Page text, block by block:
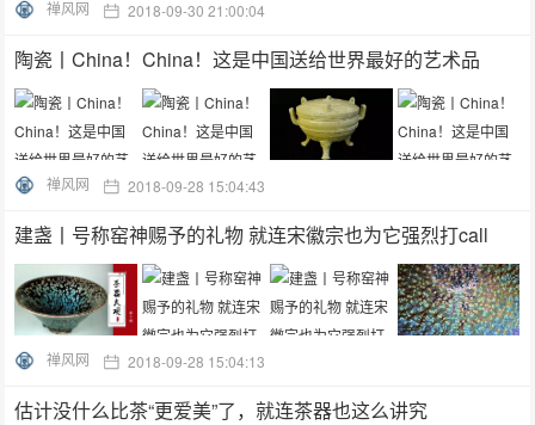
禅风网 2018-09-30 21:00:04
陶瓷丨China！China！这是中国送给世界最好的艺术品
禅风网 2018-09-28 15:04:43
建盏丨号称窑神赐予的礼物 就连宋徽宗也为它强烈打call
禅风网 2018-09-28 15:04:13
估计没什么比茶“更爱美”了，就连茶器也这么讲究